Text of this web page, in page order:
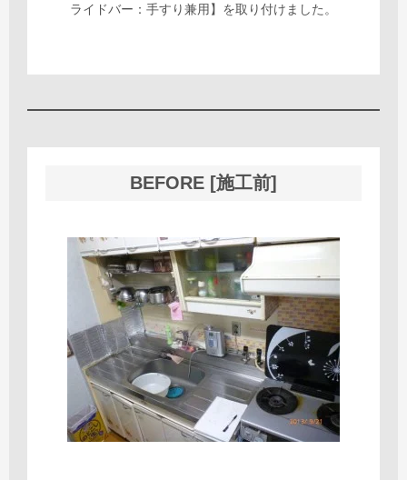
ライドバー：手すり兼用】を取り付けました。
BEFORE [施工前]